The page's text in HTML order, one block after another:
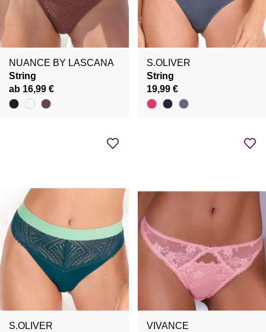
NUANCE BY LASCANA
String
ab 16,99 €
S.OLIVER
String
19,99 €
S.OLIVER
VIVANCE